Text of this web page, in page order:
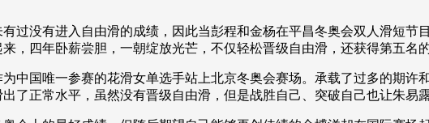
没有进入自由滑的成绩，因此当彭程和金杨在平昌冬奥会双人滑短节
，四年卧薪尝胆，一朝绽放光芒，不仅轻松晋级自由滑，还获得第五名的
国唯一参赛的花滑女单选手站上北京冬奥会赛场。承载了过多的期许
了正常水平，虽然没有晋级自由滑，但是战胜自己、突破自己也让朱易露